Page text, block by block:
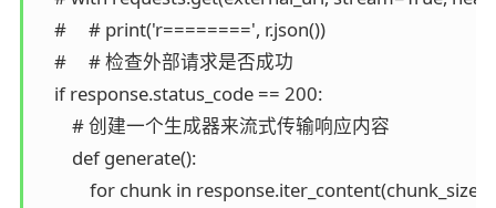
    #     # print('r========', r.json())
    #     # 检查外部请求是否成功
    if response.status_code == 200:
        # 创建一个生成器来流式传输响应内容
        def generate():
for chunk in